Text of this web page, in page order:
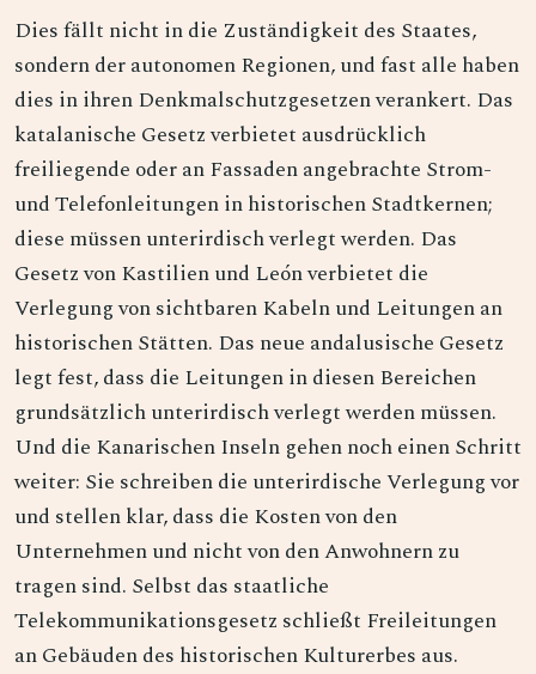
Dies fällt nicht in die Zuständigkeit des Staates,
sondern der autonomen Regionen, und fast alle haben
dies in ihren Denkmalschutzgesetzen verankert. Das
katalanische Gesetz verbietet ausdrücklich
freiliegende oder an Fassaden angebrachte Strom-
und Telefonleitungen in historischen Stadtkernen;
diese müssen unterirdisch verlegt werden. Das
Gesetz von Kastilien und León verbietet die
Verlegung von sichtbaren Kabeln und Leitungen an
historischen Stätten. Das neue andalusische Gesetz
legt fest, dass die Leitungen in diesen Bereichen
grundsätzlich unterirdisch verlegt werden müssen.
Und die Kanarischen Inseln gehen noch einen Schritt
weiter: Sie schreiben die unterirdische Verlegung vor
und stellen klar, dass die Kosten von den
Unternehmen und nicht von den Anwohnern zu
tragen sind. Selbst das staatliche
Telekommunikationsgesetz schließt Freileitungen
an Gebäuden des historischen Kulturerbes aus.